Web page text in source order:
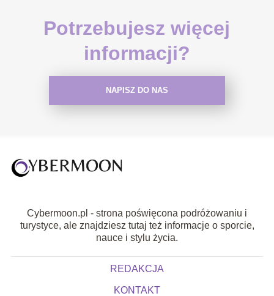
Potrzebujesz więcej
informacji?
NAPISZ DO NAS
Cybermoon.pl - strona poświęcona podróżowaniu i
turystyce, ale znajdziesz tutaj też informacje o sporcie,
nauce i stylu życia.
REDAKCJA
KONTAKT